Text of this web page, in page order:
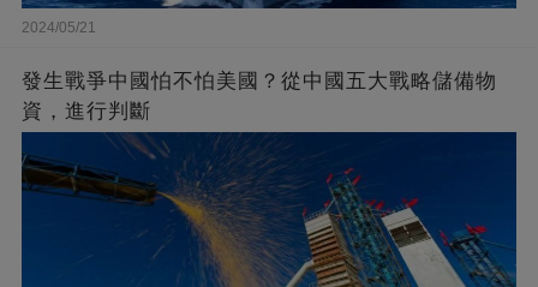
2024/05/21
發生戰爭中國怕不怕美國？從中國五大戰略儲備物
資，進行判斷